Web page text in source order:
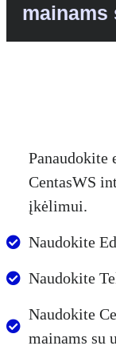
mainams
CentasWS
įkėlimui.
Naudokite
Naudokite
Naudokite
mainams su